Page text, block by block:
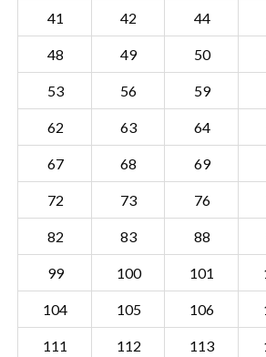
41 42 44
48 49 50
53 56 59
62 63 64
67 68 69
72 73 76
82 83 88
99 100 101
104 105 106
111 112 113